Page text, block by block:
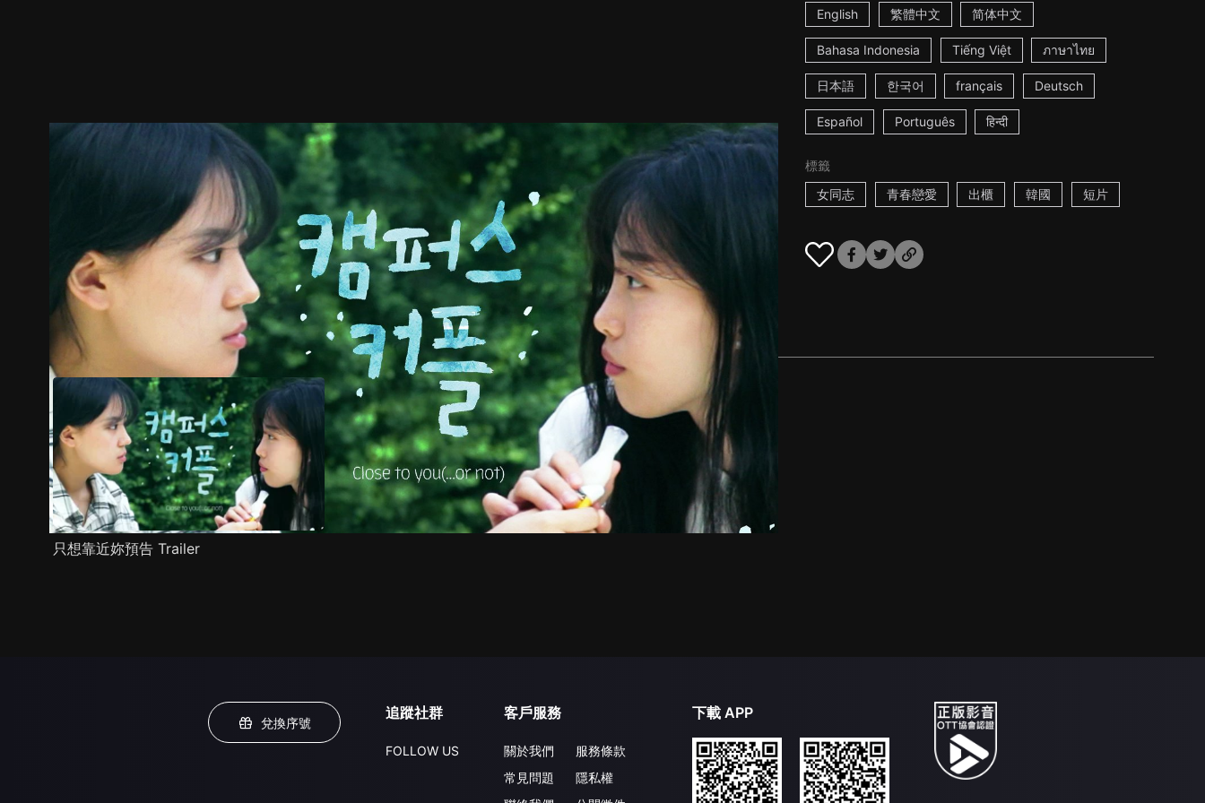
English 繁體中文 简体中文
Bahasa Indonesia Tiếng Việt ภาษาไทย
日本語 한국어 français Deutsch
Español Português हिन्दी
標籤
女同志
青春戀愛 出櫃 韓國 短片
預告 劇情介紹
只想靠近妳預告 Trailer
兌換序號
追蹤社群
FOLLOW US
客戶服務
關於我們
常見問題
服務條款
隱私權
下載 APP